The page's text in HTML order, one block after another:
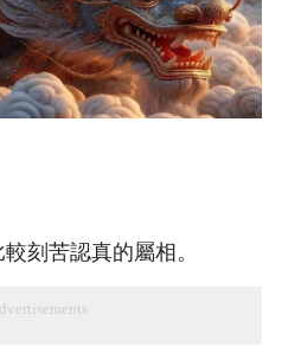
刻苦認真的屬相。